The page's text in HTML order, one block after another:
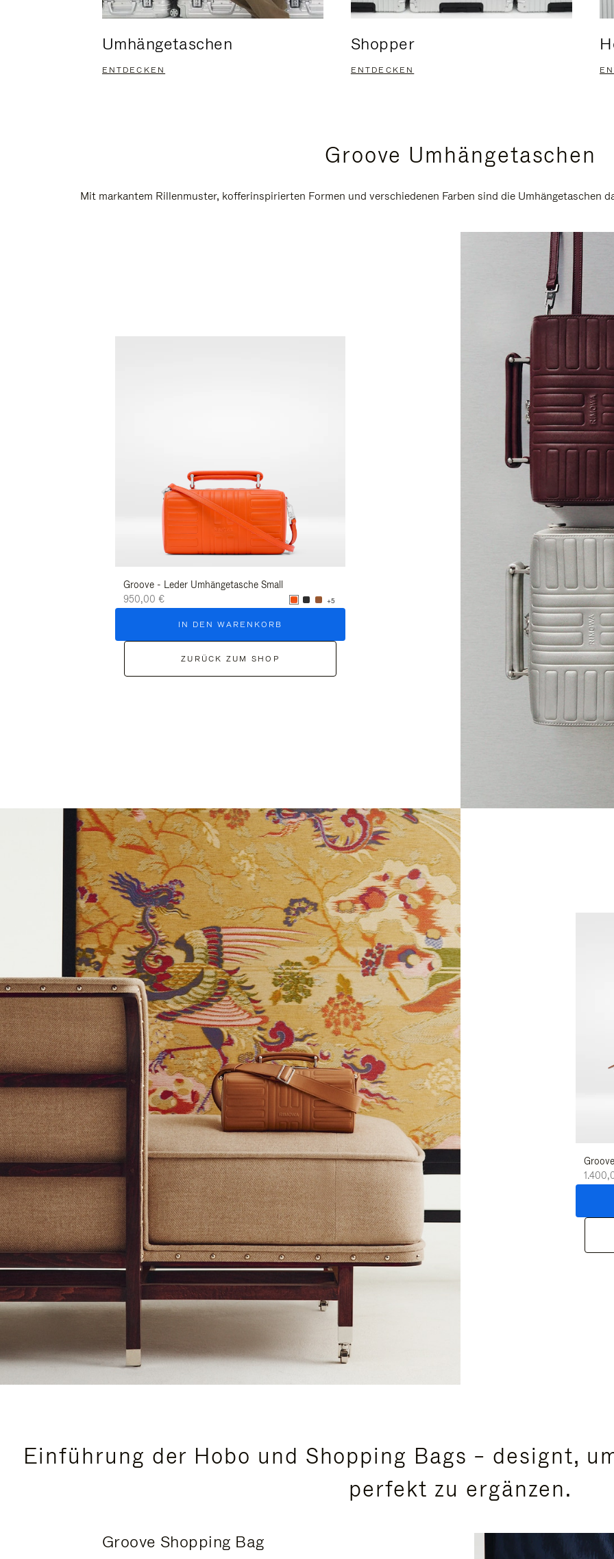
Umhängetaschen
ENTDECKEN
Shopper
ENTDECKEN
Groove Umhängetaschen
Mit markantem Rillenmuster, kofferinspirierten Formen und verschiedenen Farben sind die Umhängetaschen
Groove - Leder Umhängetasche Small
950,00 €
+5
IN DEN WARENKORB
+5
IN DEN WARENKORB
ZURÜCK ZUM SHOP
Einführung der Hobo und Shopping Bags – designt,
perfekt zu ergänzen.
Groove Shopping Bag